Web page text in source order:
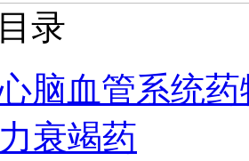
录
脑血管系统药
衰竭药